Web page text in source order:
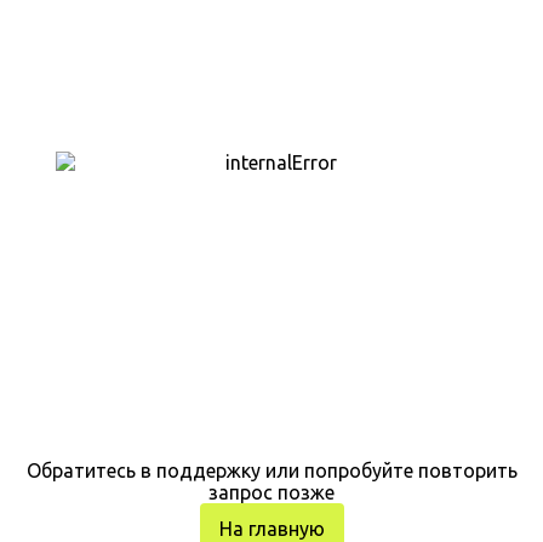
Обратитесь в поддержку или попробуйте повторить
запрос позже
На главную